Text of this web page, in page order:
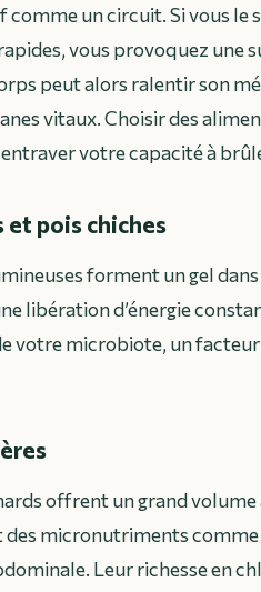
un circuit. Si vous le
vous provoquez une
peut alors ralentir son
vitaux. Choisir des
votre capacité à
et pois chiches
forment un gel
libération d’énergie
votre microbiote, un
offrent un grand
micronutriments comme
Leur richesse en